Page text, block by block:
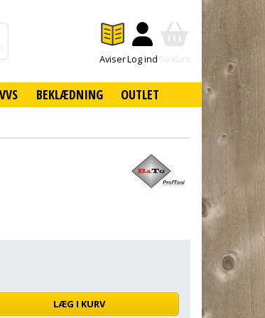
VVS BEKLÆDNING OUTLET
AviserLog indSe Kurv
LÆG I KURV